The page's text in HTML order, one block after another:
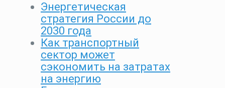
Энергетическая
стратегия России до
2030 года
Как транспортный
сектор может
сэкономить на затратах
на энергию